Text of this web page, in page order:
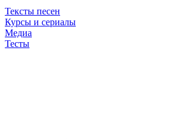
Тексты песен
Курсы и сериалы
Медиа
Тесты